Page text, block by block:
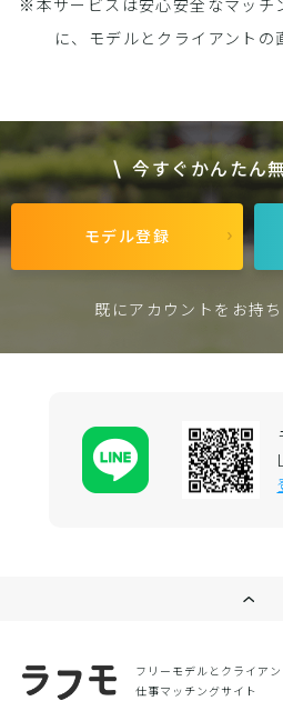
※本サービスは安心安全なマッチ
に、モデルとクライアント
今すぐかんたん
モデル登録
既にアカウントをお持
フリーモデルとクライア
仕事マッチングサイト